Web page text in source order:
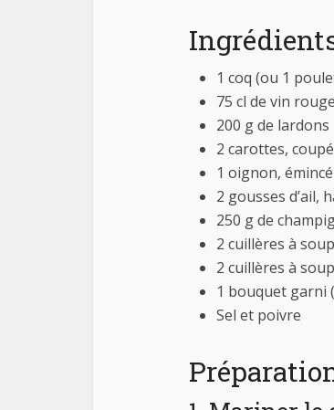
1 coq (ou 1
75 cl de vin
200 g de lardons
2 carottes,
1 oignon, émincé
2 gousses d’ail,
250 g de
2 cuillères à
2 cuillères à
1 bouquet garni
Sel et poivre